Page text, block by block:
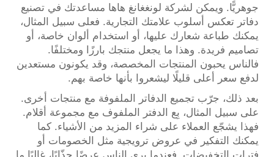
جوهريًّا. ويمكن لشركة لونغغانغ هاها مساعدتك في تصنيع
دفاتر تعكس أسلوب علامتك التجارية. فعلى سبيل المثال،
يمكنك طباعة شعارك عليها، أو استخدام ألوان خاصة، أو
تصاميم فريدة. وهذا ما يجعل منتجك بارزًا ومختلفًا.
فالناس يحبون المنتجات المخصصة، وقد يكونون مستعدين
لدفع سعر أعلى قليلًا ليشعروا بأنها خاصة بهم.
بعد ذلك، جرّب تجميع الدفاتر الملفوفة مع منتجات أخرى.
على سبيل المثال، بِع الدفتر الملفوف مع مجموعة أقلام.
فهذا يشجّع العملاء على شراء المزيد من الأشياء. كما
يمكنك التفكير في عروض ترويجية مثل الخصومات أو